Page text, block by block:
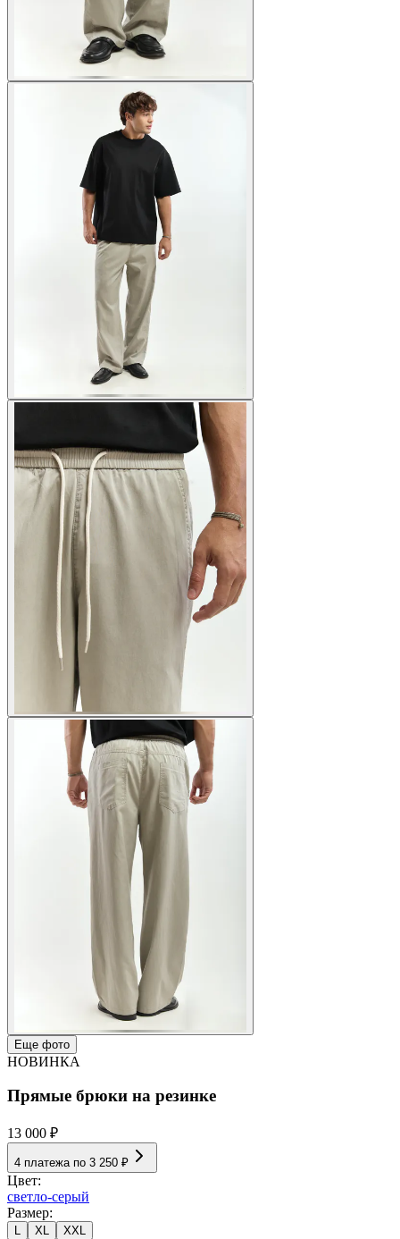
Еще фото
НОВИНКА
Прямые брюки на резинке
13 000 ₽
4 платежа по 3 250 ₽
Цвет:
светло-серый
Размер:
L XL
XXL